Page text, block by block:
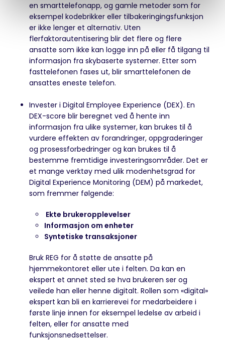
en smarttelefonapp, og gamle metoder som for
eksempel kodebrikker eller tilbakeringingsfunksjon
er ikke lenger et alternativ. Uten
flerfaktorautentisering blir det flere og flere
ansatte som ikke kan logge inn på eller få tilgang til
informasjon fra skybaserte systemer. Etter som
fasttelefonen fases ut, blir smarttelefonen de
ansattes eneste telefon.
Invester i Digital Employee Experience (DEX). En
DEX-score blir beregnet ved å hente inn
informasjon fra ulike systemer, kan brukes til å
vurdere effekten av forandringer, oppgraderinger
og prosessforbedringer og kan brukes til å
bestemme fremtidige investeringsområder. Det er
et mange verktøy med ulik modenhetsgrad for
Digital Experience Monitoring (DEM) på markedet,
som fremmer følgende:
Ekte brukeropplevelser
Informasjon om enheter
Syntetiske transaksjoner
Bruk REG for å støtte de ansatte på
hjemmekontoret eller ute i felten. Da kan en
ekspert et annet sted se hva brukeren ser og
veilede han eller henne digitalt. Rollen som «digital»
ekspert kan bli en karrierevei for medarbeidere i
første linje innen for eksempel ledelse av arbeid i
felten, eller for ansatte med
funksjonsnedsettelser.